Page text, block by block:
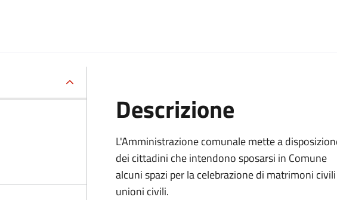
Descrizione
L'Amministrazione comunale mette a
dei cittadini che intendono sposarsi in Comune
alcuni spazi per la celebrazione di matrimoni
unioni civili.